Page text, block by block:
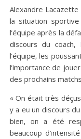
Alexandre
la situation
l’équipe après la
discours du
l’équipe, les
l’importance de
des prochains
« On était très
y a eu un discours
bien, on a été
beaucoup